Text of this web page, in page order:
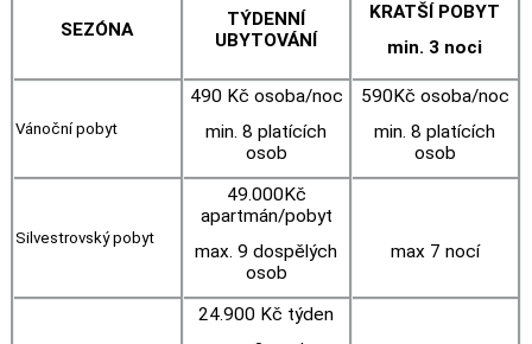
SEZÓNA
TÝDENNÍ
UBYTOVÁNÍ
KRATŠÍ POBYT
min. 3 noci
Vánoční pobyt
490 Kč osoba/noc
min. 8 platících
osob
590Kč osoba/noc
min. 8 platících
osob
Silvestrovský pobyt
49.000Kč
apartmán/pobyt
max. 9 dospělých
osob
max 7 nocí
24.900 Kč týden